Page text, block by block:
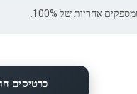
כרטיסים החל